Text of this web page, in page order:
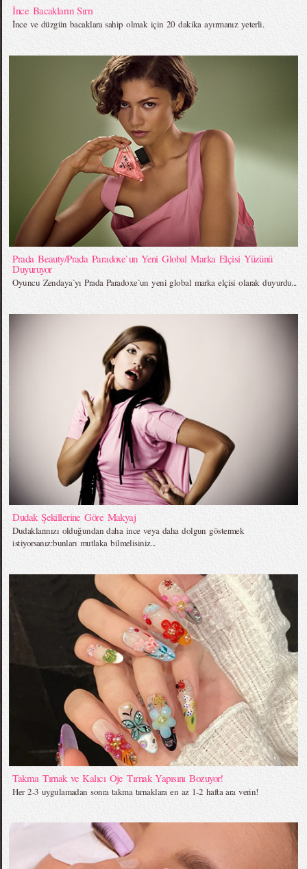
İnce Bacakların Sırrı
İnce ve düzgün bacaklara sahip olmak için 20 dakika ayırmanız yeterli.
Prada Beauty/Prada Paradoxe`un Yeni Global Marka Elçisi Yüzünü
Duyuruyor
Oyuncu Zendaya`yı Prada Paradoxe`un yeni global marka elçisi olarak duyurdu...
Dudak Şekillerine Göre Makyaj
Dudaklarınızı olduğundan daha ince veya daha dolgun göstermek
istiyorsanız:bunları mutlaka bilmelisiniz...
Takma Tırnak ve Kalıcı Oje Tırnak Yapısını Bozuyor!
Her 2-3 uygulamadan sonra takma tırnaklara en az 1-2 hafta ara verin!